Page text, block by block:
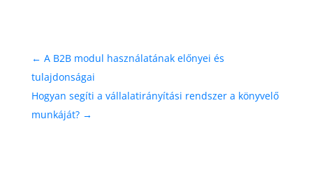
← A B2B modul használatának előnyei és
tulajdonságai
Hogyan segíti a vállalatirányítási rendszer a könyvelő
munkáját?→